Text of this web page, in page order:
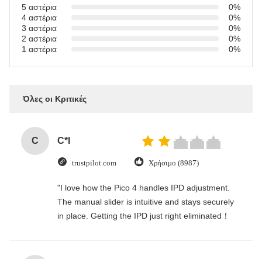
5 αστέρια
0%
4 αστέρια
0%
3 αστέρια
0%
2 αστέρια
0%
1 αστέρια
0%
Όλες οι Κριτικές
C C*l
trustpilot.com Χρήσιμο (8987)
"I love how the Pico 4 handles IPD adjustment.
The manual slider is intuitive and stays securely
in place. Getting the IPD just right eliminated！